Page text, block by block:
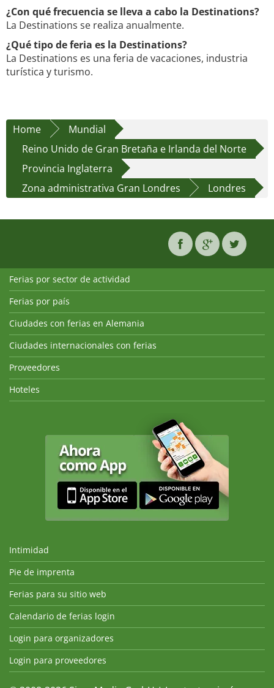
¿Con qué frecuencia se lleva a cabo la Destinations?
La Destinations se realiza anualmente.
¿Qué tipo de feria es la Destinations?
La Destinations es una feria de vacaciones, industria
turística y turismo.
Home
Mundial
Reino Unido de Gran Bretaña e Irlanda del Norte
Provincia Inglaterra
Zona administrativa Gran Londres
Londres
Ferias por sector de actividad
Ferias por país
Ciudades con ferias en Alemania
Ciudades internacionales con ferias
Proveedores
Hoteles
Intimidad
Pie de imprenta
Ferias para su sitio web
Calendario de ferias login
Login para organizadores
Login para proveedores